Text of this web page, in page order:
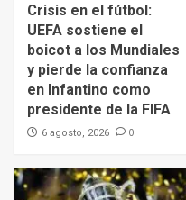
Crisis en el fútbol:
UEFA sostiene el
boicot a los Mundiales
y pierde la confianza
en Infantino como
presidente de la FIFA
6 agosto, 2026 0